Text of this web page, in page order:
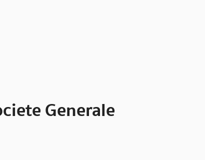
Generale